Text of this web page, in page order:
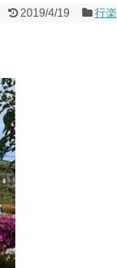
2019/4/19 行楽